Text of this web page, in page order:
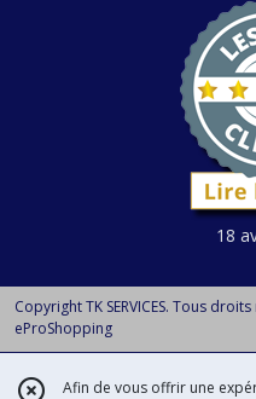
18
Copyright TK SERVICES. Tous
eProShopping
Afin de vous offrir une